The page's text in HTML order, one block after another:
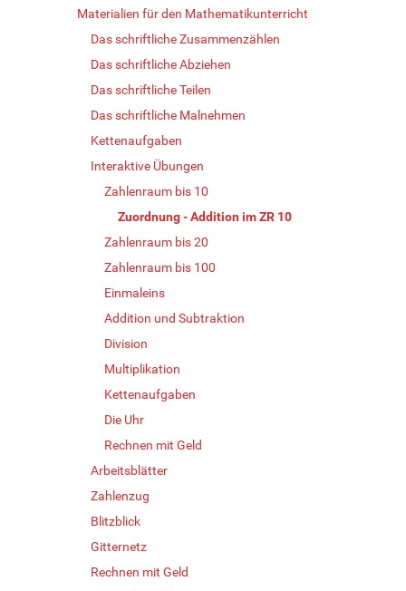
Materialien für den Mathematikunterricht
Das schriftliche Zusammenzählen
Das schriftliche Abziehen
Das schriftliche Teilen
Das schriftliche Malnehmen
Kettenaufgaben
Interaktive Übungen
Zahlenraum bis 10
Zuordnung - Addition im ZR 10
Zahlenraum bis 20
Zahlenraum bis 100
Einmaleins
Addition und Subtraktion
Division
Multiplikation
Kettenaufgaben
Die Uhr
Rechnen mit Geld
Arbeitsblätter
Zahlenzug
Blitzblick
Gitternetz
Rechnen mit Geld